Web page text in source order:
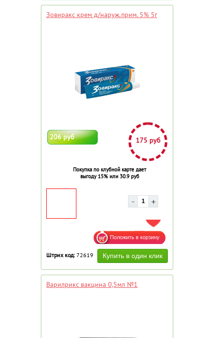
Зовиракс крем д/наруж.прим. 5% 5г
206 руб 175 руб
Покупка по клубной карте дает
выгоду 15% или 30.9 руб
ДОБАВИТЬ В ИЗБРАННОЕ
Штрих код: 72619
Варилрикс вакцина 0,5мл №1